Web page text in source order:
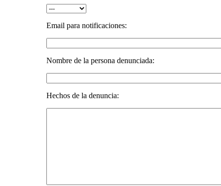
Email para notificaciones:
Nombre de la persona denunciada:
Hechos de la denuncia: